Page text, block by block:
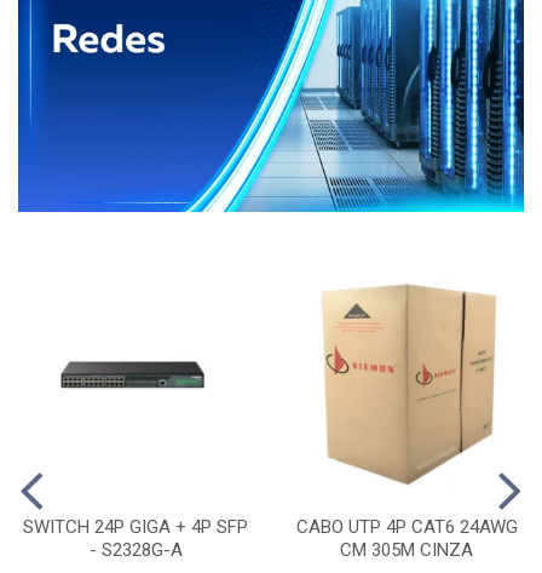
SWITCH 24P GIGA + 4P SFP
- S2328G-A
CABO UTP 4P CAT6 24AWG
CM 305M CINZA